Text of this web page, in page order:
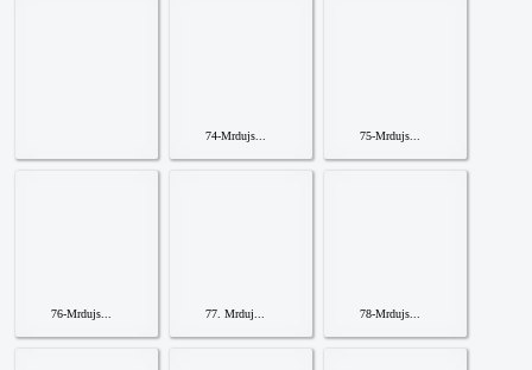
74-Mrdujs... 75-Mrdujs...
76-Mrdujs... 77. Mrduj... 78-Mrdujs...